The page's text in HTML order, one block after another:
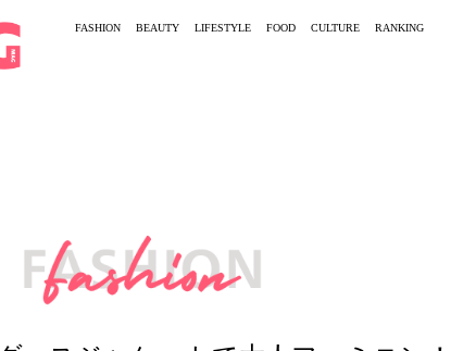
FASHION BEAUTY LIFESTYLE FOOD CULTURE RANKING